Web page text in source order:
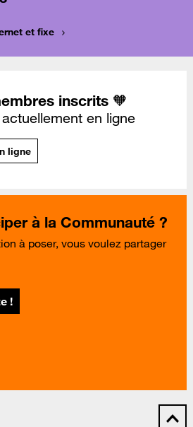
et fixe
inscrits 🧡
en ligne
ligne
à la Communauté ?
à poser, vous voulez partager
!